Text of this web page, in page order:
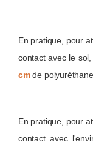
En pratique, pour
contact avec le
cmde
En pratique, pour
contact avec